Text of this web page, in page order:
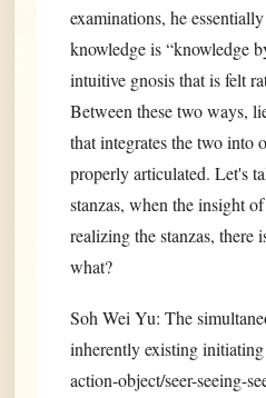
examinations, he
knowledge is “knowledge
intuitive gnosis that is felt
Between these two ways,
that integrates the two into
properly articulated. Let's
stanzas, when the insight
realizing the stanzas, there
what?
Soh Wei Yu: The
inherently existing
action-object/seer-seeing-